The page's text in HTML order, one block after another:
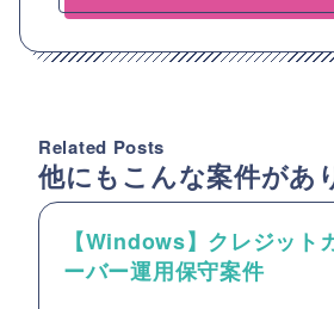
Related Posts
他にもこんな案件があ
【Windows】クレジット
ーバー運用保守案件